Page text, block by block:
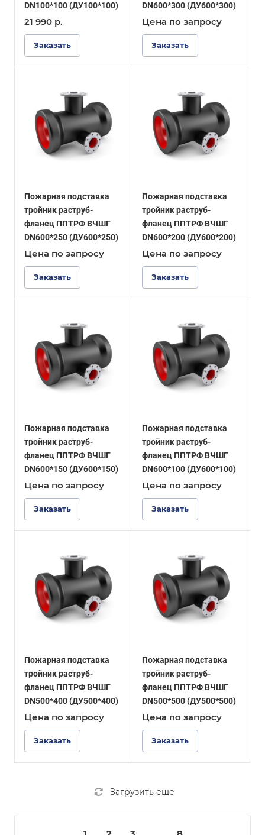
DN100*100 (ДУ100*100)
21 990 р.
Заказать
DN600*300 (ДУ600*300)
Цена по запросу
Заказать
Пожарная подставка
тройник раструб-
фланец ППТРФ ВЧШГ
DN600*250 (ДУ600*250)
Цена по запросу
Заказать
Пожарная подставка
тройник раструб-
фланец ППТРФ ВЧШГ
DN600*200 (ДУ600*200)
Цена по запросу
Заказать
Пожарная подставка
тройник раструб-
фланец ППТРФ ВЧШГ
DN600*150 (ДУ600*150)
Цена по запросу
Заказать
Пожарная подставка
тройник раструб-
фланец ППТРФ ВЧШГ
DN600*100 (ДУ600*100)
Цена по запросу
Заказать
Пожарная подставка
тройник раструб-
фланец ППТРФ ВЧШГ
DN500*400 (ДУ500*400)
Цена по запросу
Заказать
Пожарная подставка
тройник раструб-
фланец ППТРФ ВЧШГ
DN500*500 (ДУ500*500)
Цена по запросу
Заказать
Загрузить еще